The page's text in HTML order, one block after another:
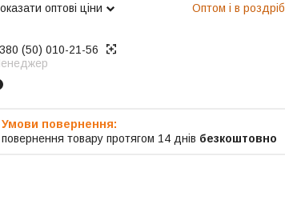
оптові ціни
Оптом і в роздріб
(50) 010-21-56
повернення товару протягом 14 днів безкоштовно